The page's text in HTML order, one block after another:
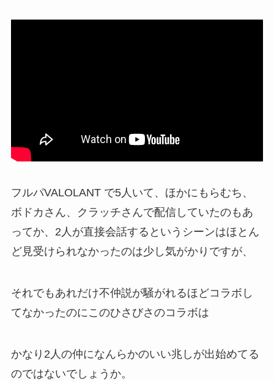
フルパVALOLANT で5人いて、ほかにもらむち、
ボドカさん、クラッチさんで配信していたのもあ
ってか、2人が直接会話するというシーンはほとん
ど見受けられなかったのは少し気がかりですが、
それでもあれだけ不仲説が騒がれるほどコラボし
てなかったのにこのひさびさのコラボは
かなり 2人の仲になんらかのいい兆し が出始めてる
のではないでしょうか。